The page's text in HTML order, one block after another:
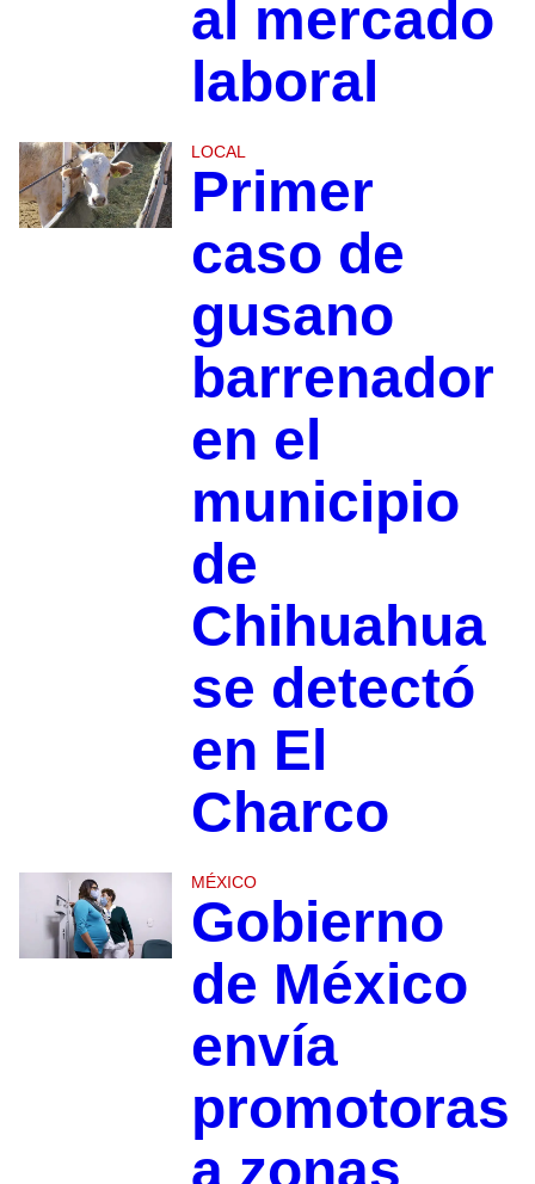
al mercado
laboral
LOCAL
Primer
caso de
gusano
barrenador
en el
municipio
de
Chihuahua
se detectó
en El
Charco
MÉXICO
Gobierno
de México
envía
promotoras
a zonas